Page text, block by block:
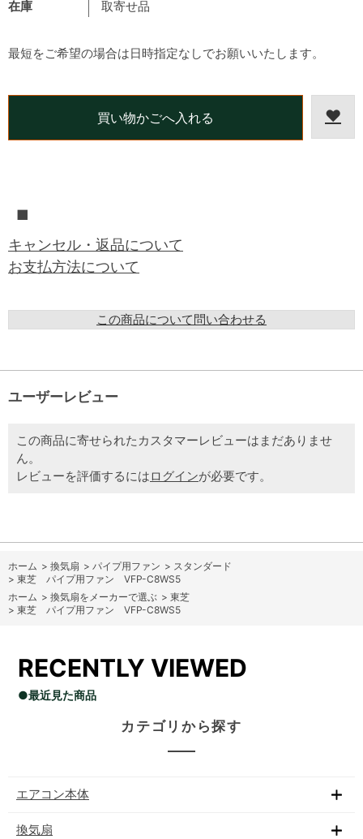
在庫 取寄せ品
■
キャンセル・返品について
お支払方法について
この商品について問い合わせる
最短をご希望の場合は日時指定なしでお願いいたします。
ユーザーレビュー
この商品に寄せられたカスタマーレビューはまだありませ
ん。
レビューを評価するにはログインが必要です。
ホーム > 換気扇 > パイプ用ファン > スタンダード
> 東芝 パイプ用ファン VFP-C8WS5
ホーム > 換気扇をメーカーで選ぶ > 東芝
> 東芝 パイプ用ファン VFP-C8WS5
RECENTLY VIEWED
●最近見た商品
カテゴリから探す
エアコン本体
換気扇